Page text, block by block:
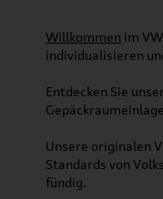
Willkommen im
individualisieren
Entdecken Sie
Unsere originalen
Standards von
fündig.